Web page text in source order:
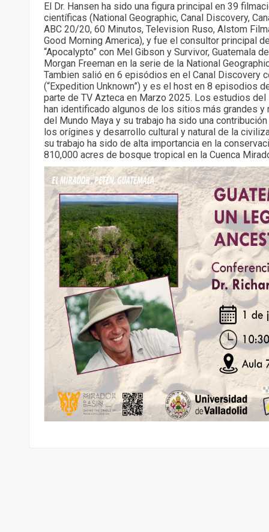
El Dr. Hansen ha sido una figura principal en 39
científicas (National Geographic, Canal Discovery,
ABC 20/20, 60 Minutos, Television Ruso, Alstom
Good Morning America), y fue el consultor principal
“Apocalypto” con Mel Gibson y Survivor, Guatemala
Morgan Freeman en la serie de la National
Tambien salió en 6 episódios en el Canal Discovery
(“Expedition Unknown”) y es el host en 8 episodios
parte de TV Azteca en Marzo 2025. Los estudios del
han identificado algunos de los sitios más grandes y
del Mundo Maya y su trabajo ha sido una
los orígines y desarrollo cultural y natural de la
su trabajo ha sido de alta importancia en la
810,000 acres de bosque tropical en la Cuenca